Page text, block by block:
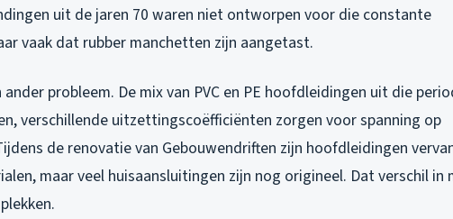
uit de jaren 70 waren niet ontworpen voor die constante
vaak dat rubber manchetten zijn aangetast.
probleem. De mix van PVC en PE hoofdleidingen uit die
verschillende uitzettingscoëfficiënten zorgen voor spanning op
de renovatie van Gebouwendriften zijn hoofdleidingen
maar veel huisaansluitingen zijn nog origineel. Dat verschil in